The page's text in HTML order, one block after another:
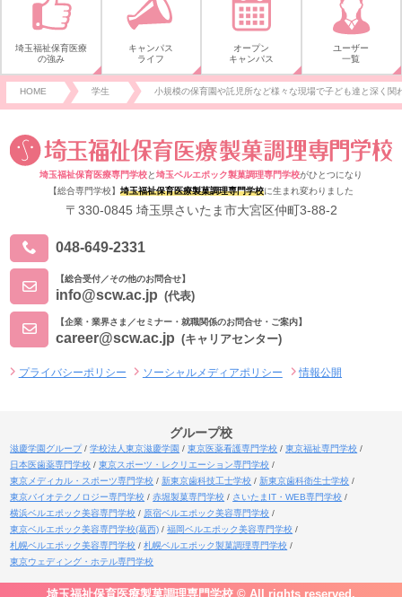
埼玉福祉保育医療
の強み
キャンパス
ライフ
オープン
キャンパス
ユーザー
一覧
HOME 学生 小規模の保育園や託児所など様々な現場で子ども達と深く関
埼玉福祉保育医療専門学校と埼玉ベルエポック製菓調理専門学校がひとつになり
【総合専門学校】 埼玉福祉保育医療製菓調理専門学校に生まれ変わりました
〒330-0845 埼玉県さいたま市大宮区仲町3-88-2
048-649-2331
【総合受付／その他のお問合せ】
info@scw.ac.jp (代表)
【企業・業界さま／セミナー・就職関係のお問合せ・ご案内】
career@scw.ac.jp (キャリアセンター)
プライバシーポリシー ソーシャルメディアポリシー 情報公開
グループ校
滋慶学園グループ 学校法人東京滋慶学園 東京医薬看護専門学校
東京福祉専門学校
日本医歯薬専門学校
東京スポーツ・レクリエーション専門学校
東京メディカル・スポーツ専門学校
新東京歯科技工士学校
新東京歯科衛生士学校
東京バイオテクノロジー専門学校
赤堀製菓専門学校
さいたまIT・WEB専門学校
横浜ベルエポック美容専門学校
原宿ベルエポック美容専門学校
東京ベルエポック美容専門学校(葛西)
福岡ベルエポック美容専門学校
札幌ベルエポック美容専門学校
札幌ベルエポック製菓調理専門学校
東京ウェディング・ホテル専門学校
埼玉福祉保育医療製菓調理専門学校 © All rights reserved.